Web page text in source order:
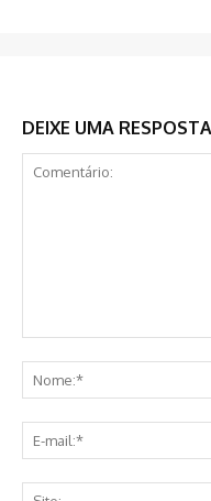
DEIXE UMA RESPOSTA